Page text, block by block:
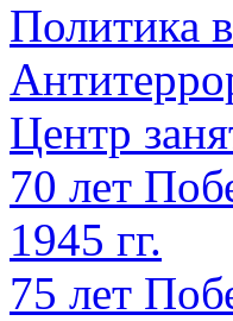
Политика
Центр
70 лет
1945 гг.
75 лет